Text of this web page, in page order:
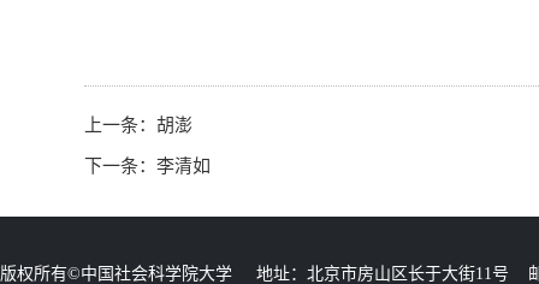
上一条： 胡澎
下一条： 李清如
版权所有©中国社会科学院大学 地址：北京市房山区长于大街11号